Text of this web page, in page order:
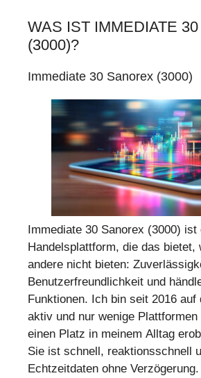
WAS IST IMMEDIATE
(3000)?
Immediate 30 Sanorex (3000)
Immediate 30 Sanorex (3000) ist
Handelsplattform, die das bietet,
andere nicht bieten:
Benutzerfreundlichkeit und
Funktionen. Ich bin seit 2016 auf
aktiv und nur wenige
einen Platz in meinem Alltag
Sie ist schnell, reaktionsschnell
Echtzeitdaten ohne